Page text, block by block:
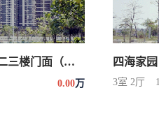
低价出售新时代广场二三楼门面（写字楼）
0.00万
四海家园
3室 2厅